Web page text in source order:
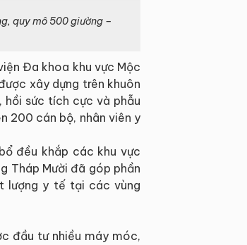
quy mô 500 giường –
Đa khoa khu vực Mộc
xây dựng trên khuôn
hồi sức tích cực và phẫu
200 cán bộ, nhân viên y
đều khắp các khu vực
Tháp Mười đã góp phần
lượng y tế tại các vùng
đầu tư nhiều máy móc,